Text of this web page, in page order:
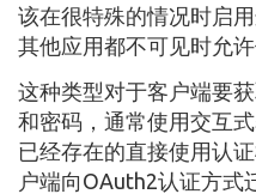
该在很特殊的情况时启
其他应用都不可见时允许
这种类型对于客户端要
和密码，通常使用交互
已经存在的直接使用认
户端向OAuth2认证方式